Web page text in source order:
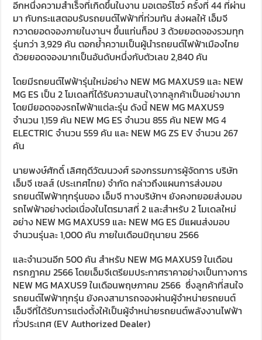
อีกหนึ่งความสำเร็จที่เกิดขึ้นในงาน มอเตอร์โชว์ ครั้งที่ 44 ที่ผ่าน
มา กับกระแสตอบรับรถยนต์ไฟฟ้าที่ท่วมท้น ส่งผลให้ เอ็มจี
กวาดยอดจองภายในงานฯ ขึ้นแท่นท็อป 3 ด้วยยอดจองรวมทุก
รุ่นกว่า 3,929 คัน ตอกย้ำความเป็นผู้นำรถยนต์ไฟฟ้าเมืองไทย
ด้วยยอดจองมากเป็นอันดับหนึ่งกับตัวเลข 2,840 คัน
โดยมีรถยนต์ไฟฟ้ารุ่นใหม่อย่าง NEW MG MAXUS9 และ NEW
MG ES เป็น 2 โมเดลที่ได้รับความสนใ\จากลูกค้าเป็นอย่างมาก
โดยมียอดจองรถไฟฟ้าแต่ละรุ่น ดังนี้ NEW MG MAXUS9
จำนวน 1,159 คัน NEW MG ES จำนวน 855 คัน NEW MG 4
ELECTRIC จำนวน 559 คัน และ NEW MG ZS EV จำนวน 267
คัน
นายพงษ์ศักดิ์ เลิศฤดีวัฒนวงศ์ รองกรรมการผู้จัดการ บริษัท
เอ็มจี เซลส์ (ประเทศไทย) จำกัด กล่าวถึงแผนการส่งมอบ
รถยนต์ไฟฟ้าทุกรุ่นของ เอ็มจี ทางบริษัทฯ ยังคงทยอยส่งมอบ
รถไฟฟ้าอย่างต่อเนื่องในไตรมาสที่ 2 และสำหรับ 2 โมเดลใหม่
อย่าง NEW MG MAXUS9 และ NEW MG ES มีแผนส่งมอบ
จำนวนรุ่นละ 1,000 คัน ภายในเดือนมิถุนายน 2566
และจำนวนอีก 500 คัน สำหรับ NEW MG MAXUS9 ในเดือน
กรกฎาคม 2566 โดยเอ็มจีเตรียมประกาศราคาอย่างเป็นทางการ
NEW MG MAXUS9 ในเดือนพฤษภาคม 2566 ซึ่งลูกค้าที่สนใจ
รถยนต์ไฟฟ้าทุกรุ่น ยังคงสามารถจองผ่านผู้จำหน่ายรถยนต์
เอ็มจีที่ได้รับการแต่งตั้งให้เป็นผู้จำหน่ายรถยนต์พลังงานไฟฟ้า
ทั่วประเทศ (EV Authorized Dealer)